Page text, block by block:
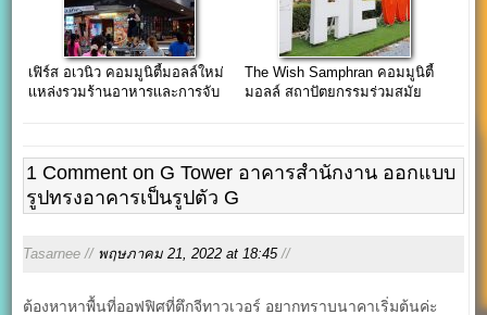
เฟิร์ส อเวนิว คอมมูนิตี้มอลล์ใหม่
เเหล่งรวมร้านอาหารเเละการจับ
The Wish Samphran คอมมูนิตี้
มอลล์ สถาปัตยกรรมร่วมสมัย
1 Comment on G Tower อาคารสำนักงาน ออกแบบ
รูปทรงอาคารเป็นรูปตัว G
Tasarnee // พฤษภาคม 21, 2022 at 18:45//
ต้องหาหาพื้นที่ออฟฟิศที่ตึกจีทาวเวอร์ อยากทราบนาคาเริ่มต้นค่ะ